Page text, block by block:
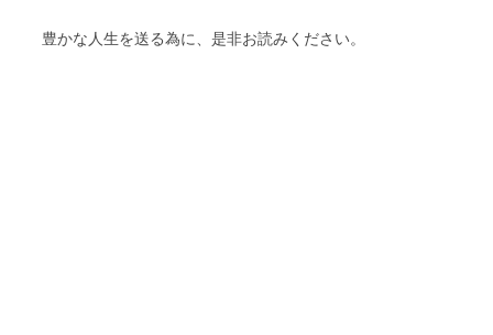
豊かな人生を送る為に、是非お読みください。